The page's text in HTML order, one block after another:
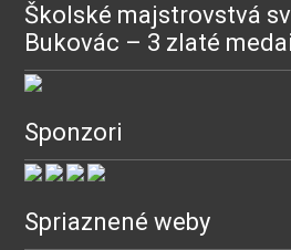
Školské majstrovstvá
Bukovác – 3 zlaté
Sponzori
Spriaznené weby